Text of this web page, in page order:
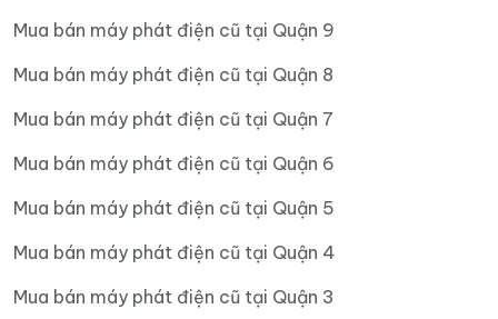
Mua bán máy phát điện cũ tại Quận 9
Mua bán máy phát điện cũ tại Quận 8
Mua bán máy phát điện cũ tại Quận 7
Mua bán máy phát điện cũ tại Quận 6
Mua bán máy phát điện cũ tại Quận 5
Mua bán máy phát điện cũ tại Quận 4
Mua bán máy phát điện cũ tại Quận 3